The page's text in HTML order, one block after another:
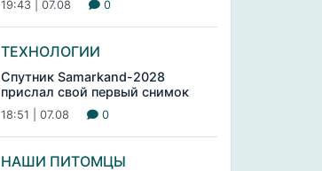
19:43 | 07.08 0
ТЕХНОЛОГИИ
Спутник Samarkand-2028
прислал свой первый снимок
18:51 | 07.08 0
НАШИ ПИТОМЦЫ